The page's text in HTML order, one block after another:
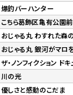
爆釣バーハンター
こちら葛飾区亀有公
おじゃる丸 わすれた森
おじゃる丸 銀河がマロ
ザ・ノンフィクション ド
川の光
優しさと感動のこだま